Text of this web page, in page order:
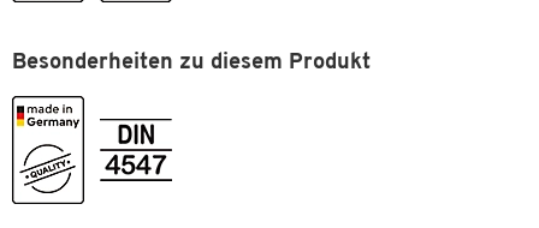
Masse
Abteilbreite [mm]
Breite [mm]
Höhe [mm]
Besonderheiten zu diesem Produkt